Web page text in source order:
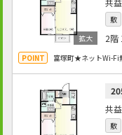
敷
2階
富塚町★ネットWi-Fi
敷